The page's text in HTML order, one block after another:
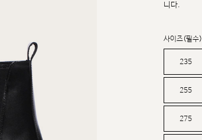
니다.
사이즈(필수)
235
255
275